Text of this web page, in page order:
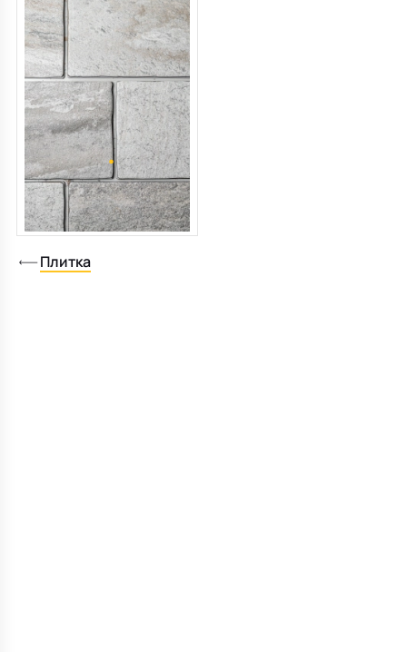
Керамогранит Imola Trail
20х30 N, Quarzite Bianco,
18 мм
221 BYN/м2
Плитка